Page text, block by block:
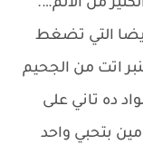
من الالم….
التي تضغط
اتت من الجحيم
ده تاني على
بتحبي واحد